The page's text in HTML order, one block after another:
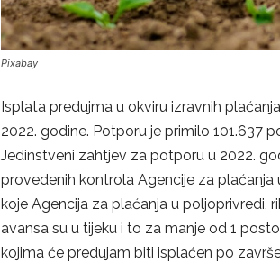
Pixabay
Isplata predujma u okviru izravnih
2022. godine. Potporu je primilo 101.637
Jedinstveni zahtjev za potporu u 2022.
provedenih kontrola Agencije za
koje Agencija za plaćanja u poljoprivredi,
avansa su u tijeku i to za manje od 1
kojima će predujam biti isplaćen po